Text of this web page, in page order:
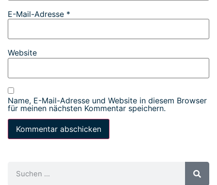
E-Mail-Adresse *
Website
Name, E-Mail-Adresse und Website in diesem Browser
für meinen nächsten Kommentar speichern.